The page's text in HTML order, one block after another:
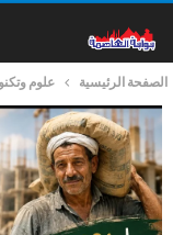
الصفحة الرئيسية علوم